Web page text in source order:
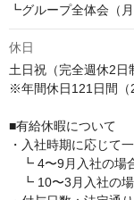
┗グループ全体会（
休日
土日祝（完全週休2日
※年間休日121日間（
■有給休暇について
・入社時期に応じて
┗ 4〜9月入社の場
┗ 10〜3月入社の場